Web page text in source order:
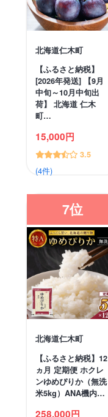
北海道仁木町
【ふるさと納税】
[2026年発送] 【9月
中旬～10月中旬出
荷】 北海道 仁木
町…
15,000円
3.5
(4件)
7位
北海道仁木町
【ふるさと納税】12
ヵ月 定期便 ホクレ
ンゆめぴりか（無洗
米5kg）ANA機内…
258,000円